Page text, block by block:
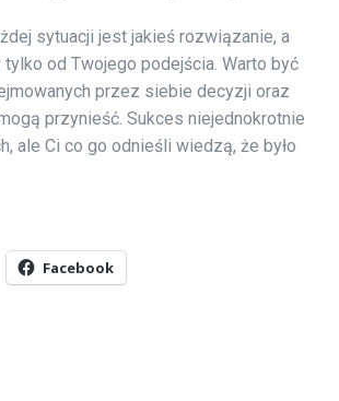
sytuacji jest jakieś rozwiązanie, a
od Twojego podejścia. Warto być
przez siebie decyzji oraz
przynieść. Sukces niejednokrotnie
ale Ci co go odnieśli wiedzą, że było
Facebook